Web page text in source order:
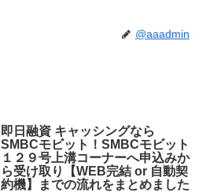
@aaadmin
即日融資 キャッシングなら
SMBCモビット！SMBCモビット
１２９号上溝コーナーへ申込みか
ら受け取り【WEB完結 or 自動契
約機】までの流れをまとめました